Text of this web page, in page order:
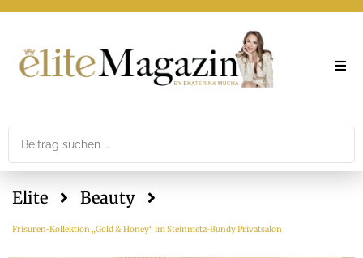
Elite Beauty
Frisuren-Kollektion „Gold & Honey“ im Steinmetz-Bundy Privatsalon